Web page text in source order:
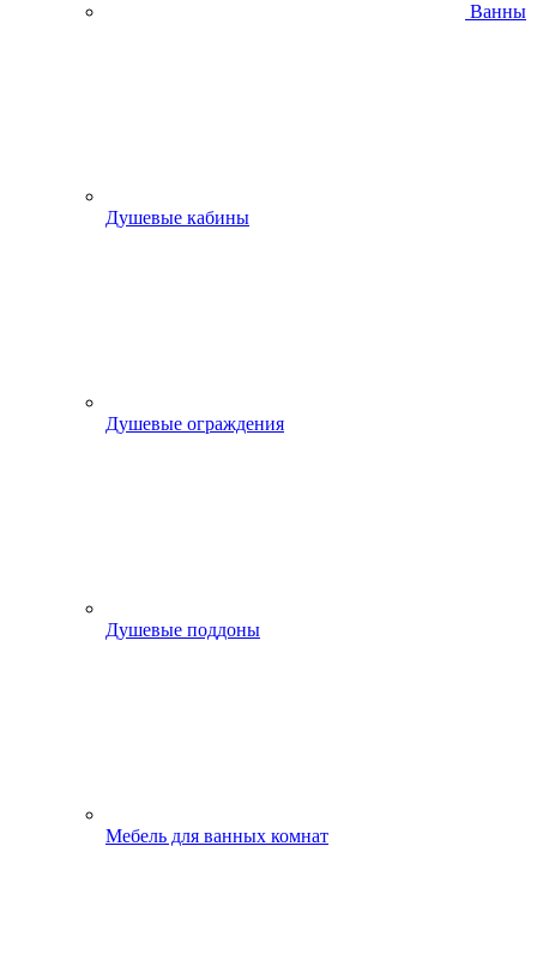
Ванны
Душевые кабины
Душевые ограждения
Душевые поддоны
Мебель для ванных комнат